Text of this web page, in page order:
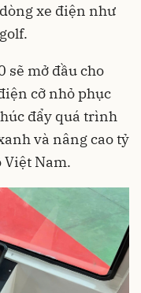
xe điện như
sẽ mở đầu cho
cỡ nhỏ phục
đẩy quá trình
và nâng cao tỷ
Việt Nam.